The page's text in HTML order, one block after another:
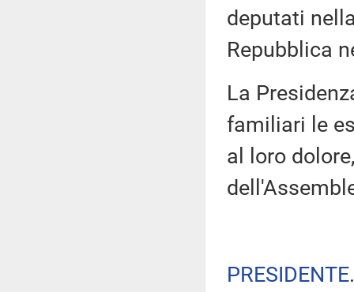
deputati
Repubblica
La
familiari le
al loro
PRESIDENTE